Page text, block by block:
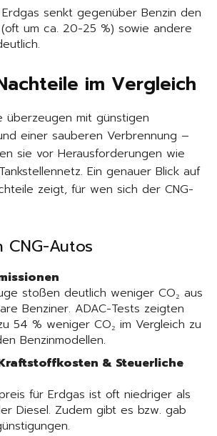
Erdgas senkt gegenüber Benzin den
um ca. 20-25 %) sowie andere
im Vergleich
überzeugen mit günstigen
einer sauberen Verbrennung –
sie vor Herausforderungen wie
Ein genauer Blick auf
zeigt, für wen sich der CNG-
Autos
stoßen deutlich weniger CO₂ aus
Benziner. ADAC-Tests zeigten
54 % weniger CO₂ im Vergleich zu
Benzinmodellen.
& Steuerliche
für Erdgas ist oft niedriger als
Diesel. Zudem gibt es bzw. gab